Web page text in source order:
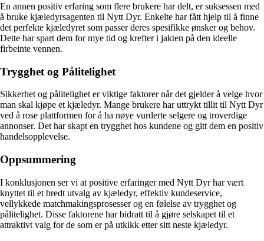
En annen positiv erfaring som flere brukere har delt, er suksessen med
å bruke kjæledyrsagenten til Nytt Dyr. Enkelte har fått hjelp til å finne
det perfekte kjæledyret som passer deres spesifikke ønsker og behov.
Dette har spart dem for mye tid og krefter i jakten på den ideelle
firbeinte vennen.
Trygghet og Pålitelighet
Sikkerhet og pålitelighet er viktige faktorer når det gjelder å velge hvor
man skal kjøpe et kjæledyr. Mange brukere har uttrykt tillit til Nytt Dyr
ved å rose plattformen for å ha nøye vurderte selgere og troverdige
annonser. Det har skapt en trygghet hos kundene og gitt dem en positiv
handelsopplevelse.
Oppsummering
I konklusjonen ser vi at positive erfaringer med Nytt Dyr har vært
knyttet til et bredt utvalg av kjæledyr, effektiv kundeservice,
vellykkede matchmakingsprosesser og en følelse av trygghet og
pålitelighet. Disse faktorene har bidratt til å gjøre selskapet til et
attraktivt valg for de som er på utkikk etter sitt neste kjæledyr.